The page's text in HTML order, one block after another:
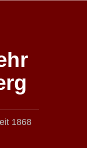
1868